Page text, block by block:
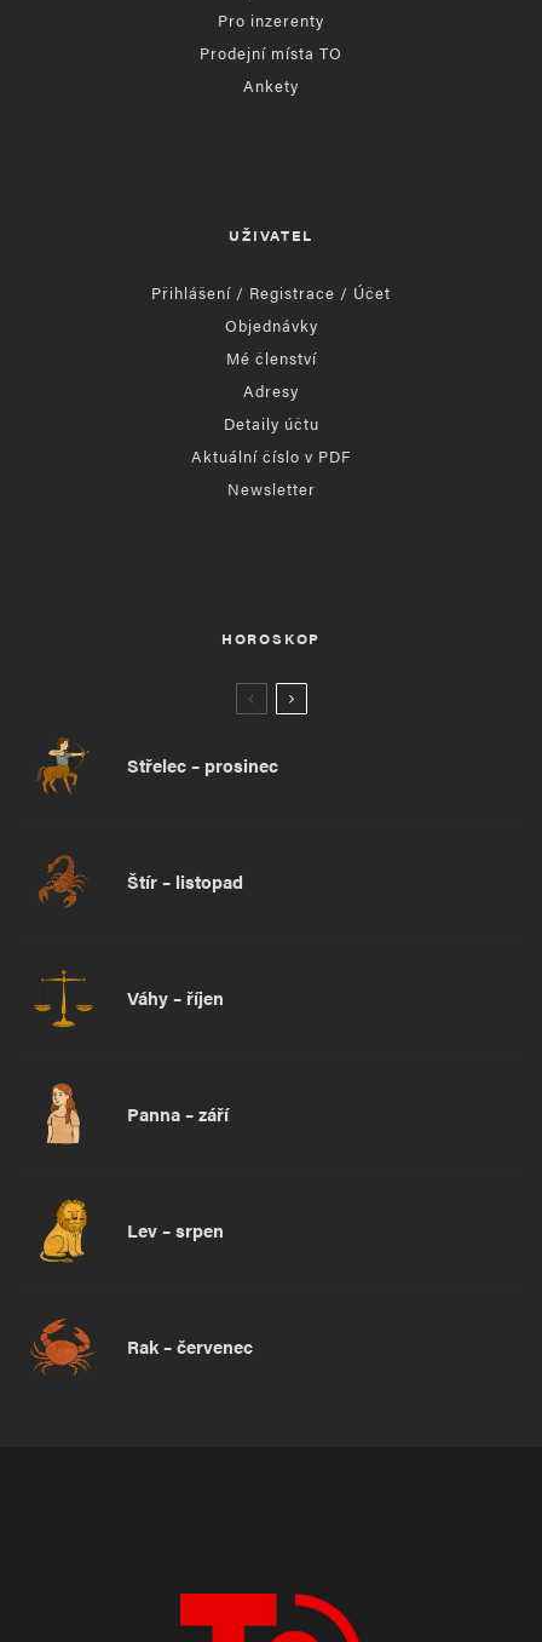
Pro inzerenty
Prodejní místa TO
Ankety
UŽIVATEL
Přihlášení / Registrace / Účet
Objednávky
Mé členství
Adresy
Detaily účtu
Aktuální číslo v PDF
Newsletter
HOROSKOP
Střelec – prosinec
Štír – listopad
Váhy – říjen
Panna – září
Lev – srpen
Rak – červenec